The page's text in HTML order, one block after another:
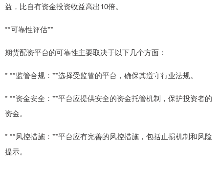
益，比自有资金投资收益高出10倍。
**可靠性评估**
期货配资平台的可靠性主要取决于以下几个方面：
* **监管合规：**选择受监管的平台，确保其遵守行业法规。
* **资金安全：**平台应提供安全的资金托管机制，保护投资者的
资金。
* **风控措施：**平台应有完善的风控措施，包括止损机制和风险
提示。